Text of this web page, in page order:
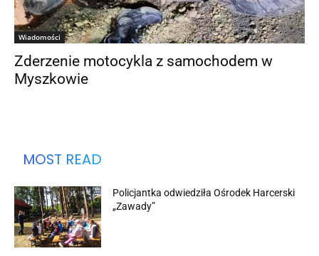
Wiadomości
Zderzenie motocykla z samochodem w
Myszkowie
MOST READ
Policjantka odwiedziła Ośrodek Harcerski
„Zawady”